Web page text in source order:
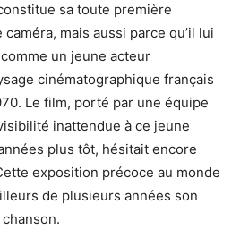
sa toute première
mais aussi parce qu’il lui
un jeune acteur
cinématographique français
Le film, porté par une équipe
inattendue à ce jeune
plus tôt, hésitait encore
exposition précoce au monde
de plusieurs années son